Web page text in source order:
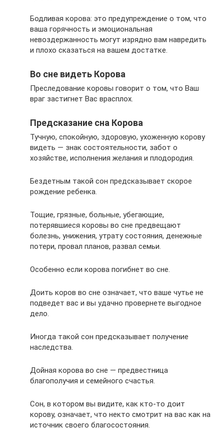
Бодливая корова: это предупреждение о том, что
ваша горячность и эмоциональная
невоздержанность могут изрядно вам навредить
и плохо сказаться на вашем достатке.
Во сне видеть Корова
Преследование коровы говорит о том, что Ваш
враг застигнет Вас врасплох.
Предсказание сна Корова
Тучную, спокойную, здоровую, ухоженную корову
видеть — знак состоятельности, забот о
хозяйстве, исполнения желания и плодородия.
Бездетным такой сон предсказывает скорое
рождение ребенка.
Тощие, грязные, больные, убегающие,
потерявшиеся коровы во сне предвещают
болезнь, унижения, утрату состояния, денежные
потери, провал планов, развал семьи.
Особенно если корова погибнет во сне.
Доить коров во сне означает, что ваше чутье не
подведет вас и вы удачно провернете выгодное
дело.
Иногда такой сон предсказывает получение
наследства.
Дойная корова во сне — предвестница
благополучия и семейного счастья.
Сон, в котором вы видите, как кто-то доит
корову, означает, что некто смотрит на вас как на
источник своего благосостояния.